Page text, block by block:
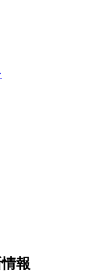
報